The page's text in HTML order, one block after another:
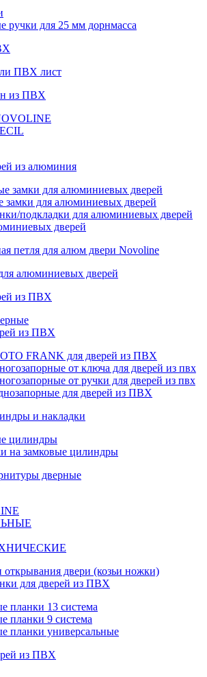
ручки для 25 мм дорнмасса
ПВХ лист
из ПВХ
из алюминия
замки для алюминиевых дверей
замки для алюминиевых дверей
подкладки для алюминиевых дверей
дверей
петля для алюм двери Novoline
алюминиевых дверей
из ПВХ
из ПВХ
FRANK для дверей из ПВХ
от ключа для дверей из пвх
от ручки для дверей из пвх
для дверей из ПВХ
и накладки
цилиндры
на замковые цилиндры
дверные
открывания двери (козьи ножки)
для дверей из ПВХ
планки 13 система
планки 9 система
планки универсальные
из ПВХ